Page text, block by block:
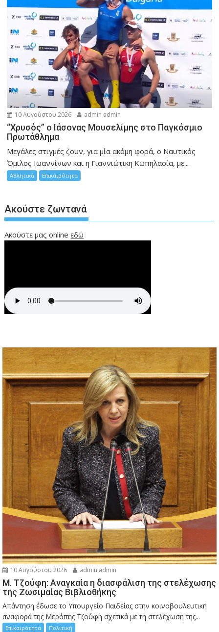
10 Αυγούστου 2026 admin admin
“Χρυσός” ο Ιάσονας Μουσελίμης στο Παγκόσμιο
Πρωτάθλημα
Μεγάλες στιγμές ζουν, για μία ακόμη φορά, ο Ναυτικός
Όμιλος Ιωαννίνων και η Γιαννιώτικη Κωπηλασία, με...
Αθλητικά Επικαιρότητα
Ακούστε ζωντανά
Ακούστε μας onlineεδώ
10 Αυγούστου 2026 admin admin
M. Τζούφη: Αναγκαία η διασφάλιση της στελέχωσης
της Ζωσιμαίας Βιβλιοθήκης
Απάντηση έδωσε το Υπουργείο Παιδείας στην κοινοβουλευτική
αναφορά της Μερόπης Τζούφη σχετικά με τη στελέχωση της...
Επικαιρότητα Πολιτική